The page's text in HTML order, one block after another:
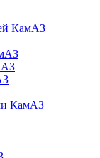
КамАЗ
КамАЗ